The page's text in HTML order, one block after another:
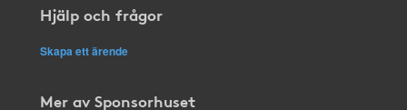
Hjälp och frågor
Skapa ett ärende
Mer av Sponsorhuset